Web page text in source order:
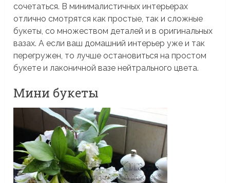
сочетаться. В минималистичных интерьерах
отлично смотрятся как простые, так и сложные
букеты, со множеством деталей и в оригинальных
вазах. А если ваш домашний интерьер уже и так
перегружен, то лучше остановиться на простом
букете и лаконичной вазе нейтрального цвета.
Мини букеты